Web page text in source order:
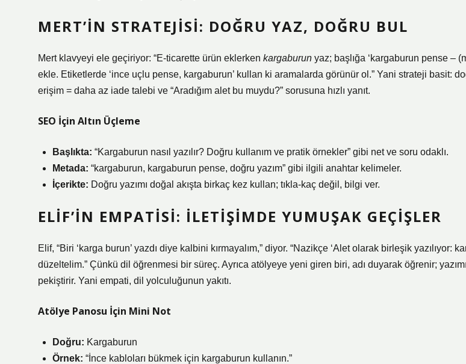
MERT’IN STRATEJISI: DOĞRU YAZ, DOĞRU BUL
Mert klavyeyi ele geçiriyor: “E-ticarette ürün eklerken kargaburun yaz; başlığa ‘kargaburun pense –
ekle. Etiketlerde ‘ince uçlu pense, kargaburun’ kullan ki aramalarda görünür ol.” Yani strateji basit:
erişim = daha az iade talebi ve “Aradığım alet bu muydu?” sorusuna hızlı yanıt.
SEO İçin Altın Üçleme
Başlıkta: “Kargaburun nasıl yazılır? Doğru kullanım ve pratik örnekler” gibi net ve soru odaklı.
Metada: “kargaburun, kargaburun pense, doğru yazım” gibi ilgili anahtar kelimeler.
İçerikte: Doğru yazımı doğal akışta birkaç kez kullan; tıkla-kaç değil, bilgi ver.
ELIF’IN EMPATISI: İLETIŞIMDE YUMUŞAK GEÇIŞLER
Elif, “Biri ‘karga burun’ yazdı diye kalbini kırmayalım,” diyor. “Nazikçe ‘Alet olarak birleşik yazılıyor:
düzeltelim.” Çünkü dil öğrenmesi bir süreç. Ayrıca atölyeye yeni giren biri, adı duyarak öğrenir;
pekiştirir. Yani empati, dil yolculuğunun yakıtı.
Atölye Panosu İçin Mini Not
Doğru: Kargaburun
Örnek: “İnce kabloları bükmek için kargaburun kullanın.”